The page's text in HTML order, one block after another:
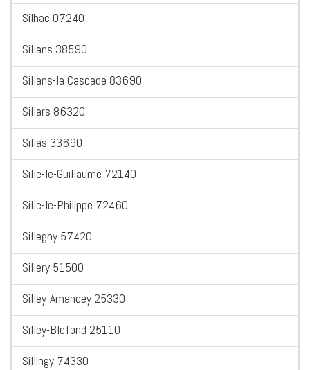
Silhac 07240
Sillans 38590
Sillans-la Cascade 83690
Sillars 86320
Sillas 33690
Sille-le-Guillaume 72140
Sille-le-Philippe 72460
Sillegny 57420
Sillery 51500
Silley-Amancey 25330
Silley-Blefond 25110
Sillingy 74330